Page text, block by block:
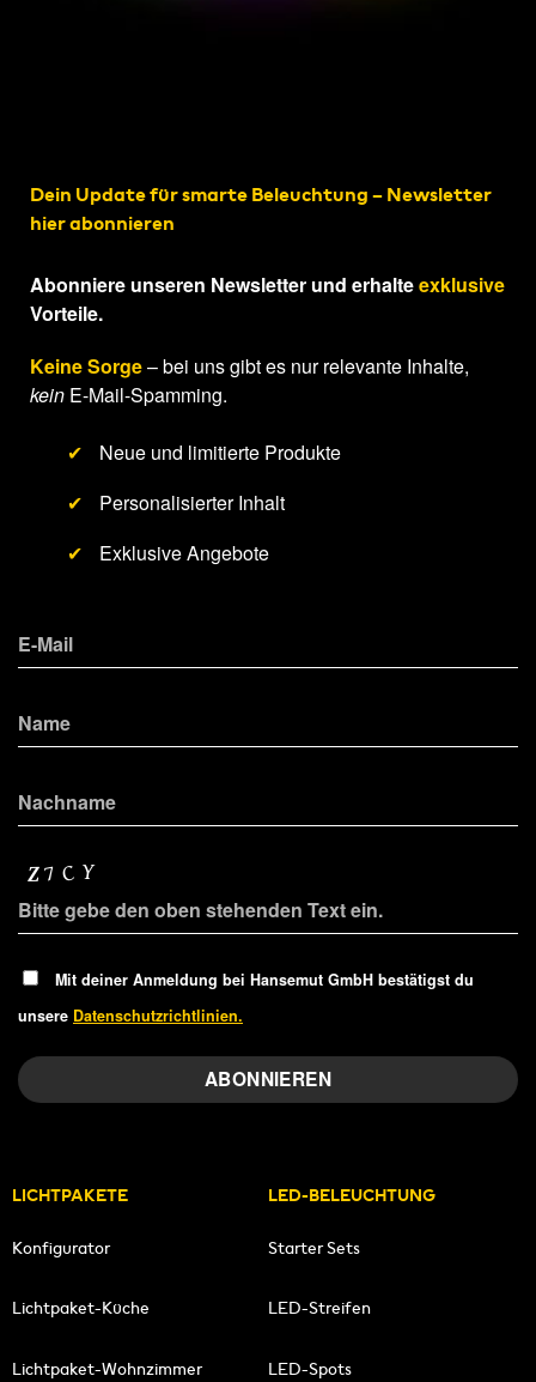
Dein Update für smarte Beleuchtung – Newsletter
hier abonnieren
Abonniere unseren Newsletter und erhalteexklusive
Vorteile.
Keine Sorge– bei uns gibt es nur relevante Inhalte,
kein E-Mail-Spamming.
✔
Neue und limitierte Produkte
✔
Personalisierter Inhalt
✔
Exklusive Angebote
Mit deiner Anmeldung bei Hansemut GmbH bestätigst du
unsere Datenschutzrichtlinien.
LICHTPAKETE
Konfigurator
Lichtpaket-Küche
Lichtpaket-Wohnzimmer
LED-BELEUCHTUNG
Starter Sets
LED-Streifen
LED-Spots